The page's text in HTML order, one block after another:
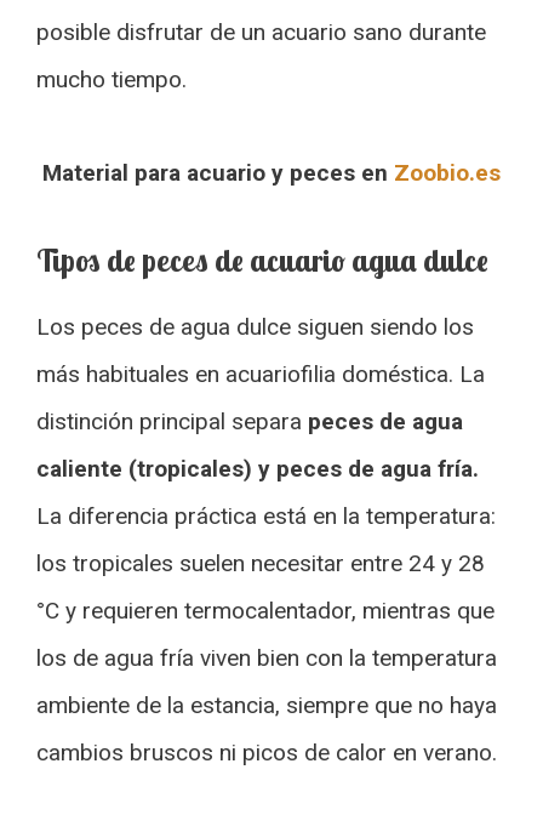
posible disfrutar de un acuario sano durante
mucho tiempo.
Material para acuario y peces en Zoobio.es
Tipos de peces de acuario agua dulce
Los peces de agua dulce siguen siendo los
más habituales en acuariofilia doméstica. La
distinción principal separa peces de agua
caliente (tropicales) y peces de agua fría.
La diferencia práctica está en la temperatura:
los tropicales suelen necesitar entre 24 y 28
°C y requieren termocalentador, mientras que
los de agua fría viven bien con la temperatura
ambiente de la estancia, siempre que no haya
cambios bruscos ni picos de calor en verano.